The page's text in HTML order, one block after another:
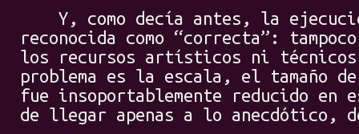
Y, como decía antes, la
reconocida como “correcta”:
los recursos artísticos ni
problema es la escala, el tamaño
fue insoportablemente reducido
de llegar apenas a lo anecdótico,